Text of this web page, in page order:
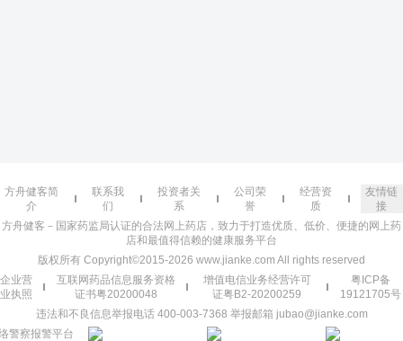
方舟健客简
介
联系我
们
投资者关
系
公司荣
誉
经营资
质
友情链
接
方舟健客－国家药监局认证的合法网上药店，致力于打造优质、低价、便捷的网上药
店和最值得信赖的健康服务平台
版权所有 Copyright©2015-2026 www.jianke.com All rights reserved
企业营
业执照
互联网药品信息服务资格
证书粤20200048
增值电信业务经营许可
证粤B2-20200259
粤ICP备
19121705号
违法和不良信息举报电话 400-003-7368 举报邮箱 jubao@jianke.com